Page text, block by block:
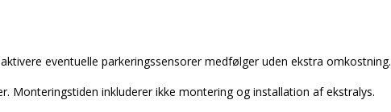
eventuelle parkeringssensorer medfølger uden ekstra omkostning.
inkluderer ikke montering og installation af ekstralys.